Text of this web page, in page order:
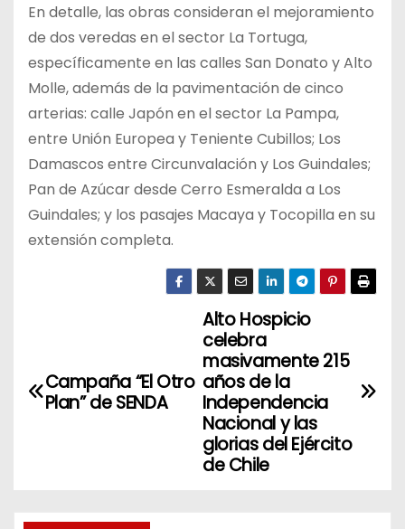
En detalle, las obras consideran el mejoramiento
de dos veredas en el sector La Tortuga,
específicamente en las calles San Donato y Alto
Molle, además de la pavimentación de cinco
arterias: calle Japón en el sector La Pampa,
entre Unión Europea y Teniente Cubillos; Los
Damascos entre Circunvalación y Los Guindales;
Pan de Azúcar desde Cerro Esmeralda a Los
Guindales; y los pasajes Macaya y Tocopilla en su
extensión completa.
v
a
Alto Hospicio
celebra
masivamente 215
años de la
Independencia
Nacional y las
glorias del Ejército
de Chile
Campaña “El Otro
Plan” de SENDA